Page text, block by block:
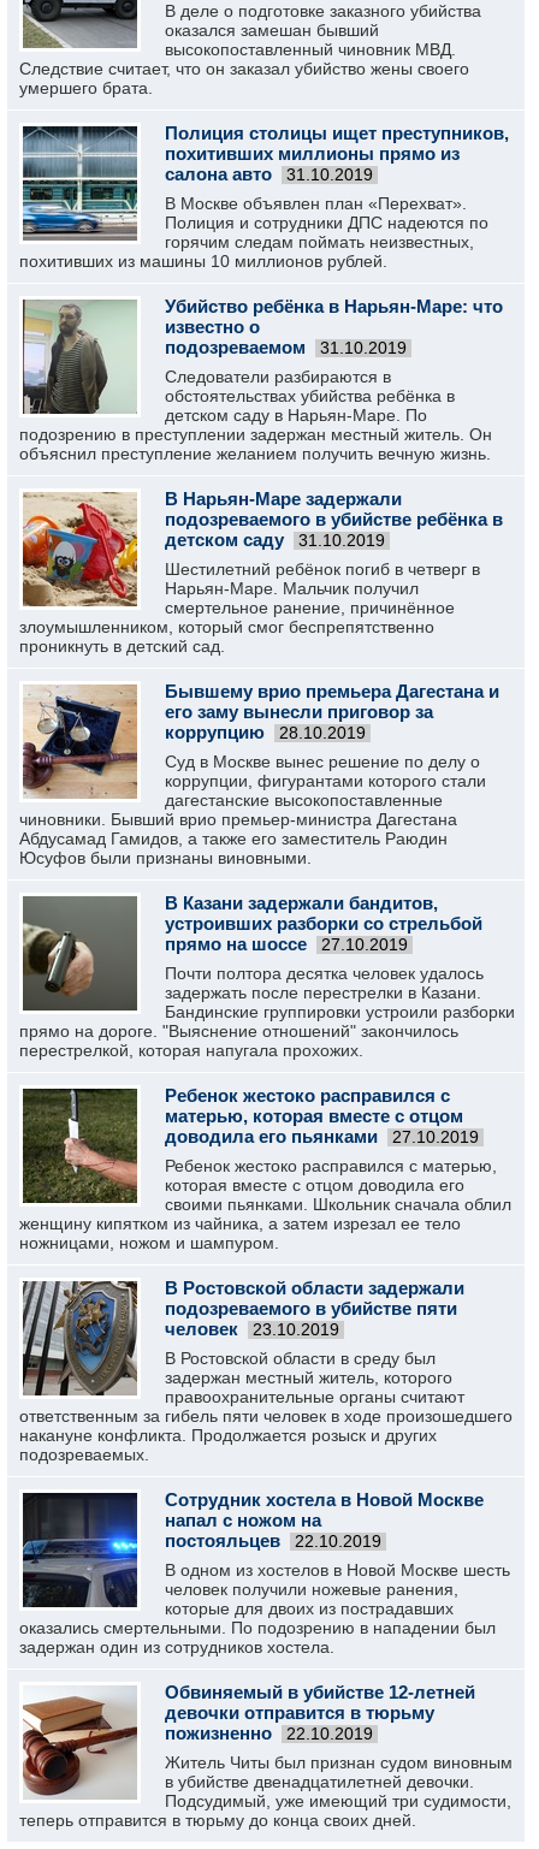
В деле о подготовке заказного убийства
оказался замешан бывший
высокопоставленный чиновник МВД.
Следствие считает, что он заказал убийство жены своего
умершего брата.
Полиция столицы ищет преступников,
похитивших миллионы прямо из
салона авто
31.10.2019
В Москве объявлен план «Перехват».
Полиция и сотрудники ДПС надеются по
горячим следам поймать неизвестных,
похитивших из машины 10 миллионов рублей.
Убийство ребёнка в Нарьян-Маре: что
известно о
подозреваемом
31.10.2019
Следователи разбираются в
обстоятельствах убийства ребёнка в
детском саду в Нарьян-Маре. По
подозрению в преступлении задержан местный житель. Он
объяснил преступление желанием получить вечную жизнь.
В Нарьян-Маре задержали
подозреваемого в убийстве ребёнка в
детском саду
31.10.2019
Шестилетний ребёнок погиб в четверг в
Нарьян-Маре. Мальчик получил
смертельное ранение, причинённое
злоумышленником, который смог беспрепятственно
проникнуть в детский сад.
Бывшему врио премьера Дагестана и
его заму вынесли приговор за
коррупцию
28.10.2019
Суд в Москве вынес решение по делу о
коррупции, фигурантами которого стали
дагестанские высокопоставленные
чиновники. Бывший врио премьер-министра Дагестана
Абдусамад Гамидов, а также его заместитель Раюдин
Юсуфов были признаны виновными.
В Казани задержали бандитов,
устроивших разборки со стрельбой
прямо на шоссе
27.10.2019
Почти полтора десятка человек удалось
задержать после перестрелки в Казани.
Бандинские группировки устроили разборки
прямо на дороге. "Выяснение отношений" закончилось
перестрелкой, которая напугала прохожих.
Ребенок жестоко расправился с
матерью, которая вместе с отцом
доводила его пьянками
27.10.2019
Ребенок жестоко расправился с матерью,
которая вместе с отцом доводила его
своими пьянками. Школьник сначала облил
женщину кипятком из чайника, а затем изрезал ее тело
ножницами, ножом и шампуром.
В Ростовской области задержали
подозреваемого в убийстве пяти
человек
23.10.2019
В Ростовской области в среду был
задержан местный житель, которого
правоохранительные органы считают
ответственным за гибель пяти человек в ходе произошедшего
накануне конфликта. Продолжается розыск и других
подозреваемых.
Сотрудник хостела в Новой Москве
напал с ножом на
постояльцев
22.10.2019
В одном из хостелов в Новой Москве шесть
человек получили ножевые ранения,
которые для двоих из пострадавших
оказались смертельными. По подозрению в нападении был
задержан один из сотрудников хостела.
Обвиняемый в убийстве 12-летней
девочки отправится в тюрьму
пожизненно
22.10.2019
Житель Читы был признан судом виновным
в убийстве двенадцатилетней девочки.
Подсудимый, уже имеющий три судимости,
теперь отправится в тюрьму до конца своих дней.